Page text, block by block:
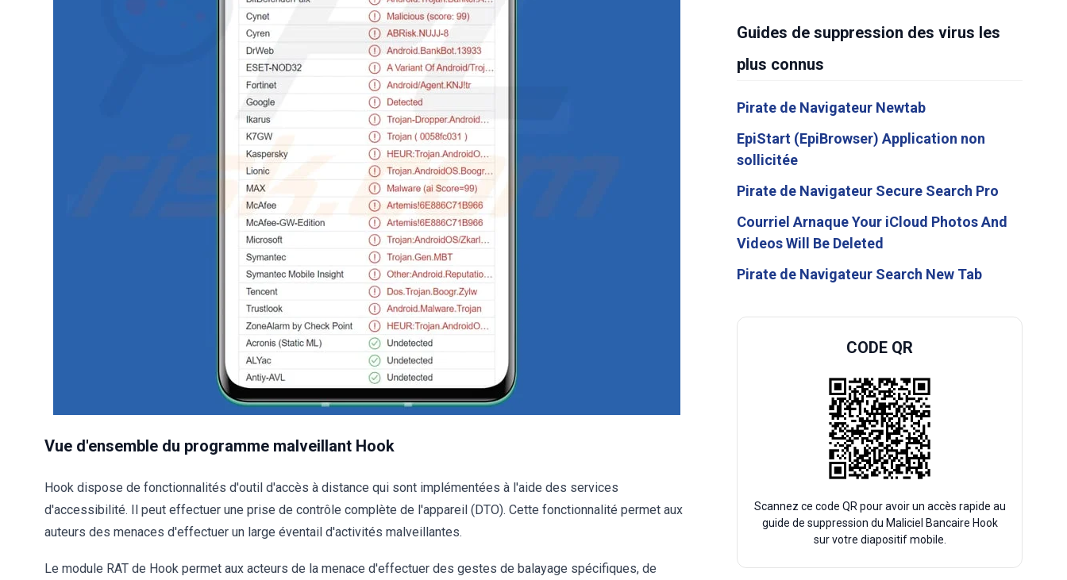
Vue d'ensemble du programme malveillant Hook
Hook dispose de fonctionnalités d'outil d'accès à distance qui sont implémentées à l'aide des services
d'accessibilité. Il peut effectuer une prise de contrôle complète de l'appareil (DTO). Cette fonctionnalité permet aux
auteurs des menaces d'effectuer un large éventail d'activités malveillantes.
Le module RAT de Hook permet aux acteurs de la menace d'effectuer des gestes de balayage spécifiques, de
Guides de suppression des virus les
plus connus
Pirate de Navigateur Newtab
EpiStart (EpiBrowser) Application non
sollicitée
Pirate de Navigateur Secure Search Pro
Courriel Arnaque Your iCloud Photos And
Videos Will Be Deleted
Pirate de Navigateur Search New Tab
CODE QR
Scannez ce code QR pour avoir un accès rapide au
guide de suppression du Maliciel Bancaire Hook
sur votre diapositif mobile.